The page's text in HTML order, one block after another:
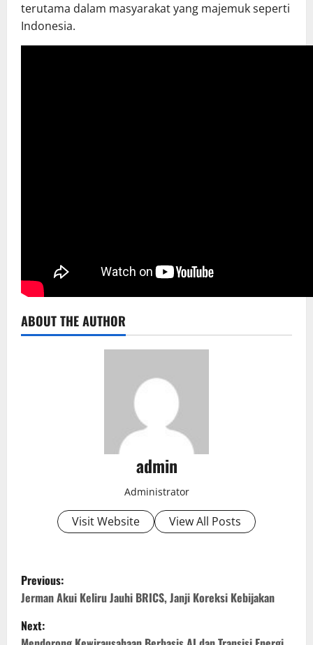
terutama dalam masyarakat yang majemuk seperti
Indonesia.
ABOUT THE AUTHOR
admin
Administrator
Visit Website View All Posts
P
o
s
Previous:
Jerman Akui Keliru Jauhi BRICS, Janji Koreksi Kebijakan
Next: